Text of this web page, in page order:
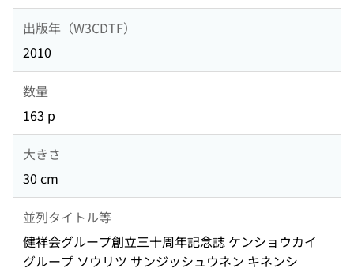
出版年（W3CDTF）
2010
数量
163 p
大きさ
30 cm
並列タイトル等
健祥会グループ創立三十周年記念誌 ケンショウカイ
グループ ソウリツ サンジッシュウネン キネンシ